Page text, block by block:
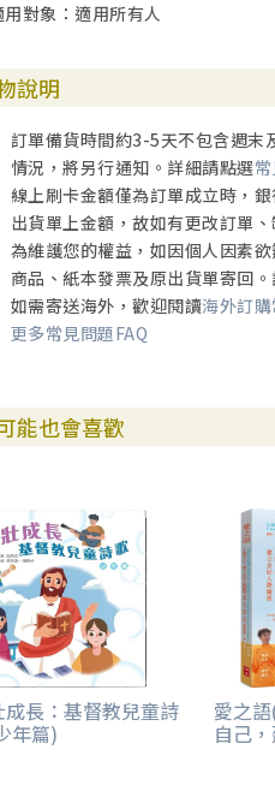
用對象：適用所有人
說明
訂單備貨時間約3-5天不包含週末
情況，將另行通知。詳細請點選
線上刷卡金額僅為訂單成立時，
出貨單上金額，故如有更改訂單
為維護您的權益，如因個人因素
商品、紙本發票及原出貨單寄回
如需寄送海外，歡迎閱讀海外訂
更多常見問題FAQ
能也會喜歡
成長：基督教兒童詩
年篇)
愛之
自己